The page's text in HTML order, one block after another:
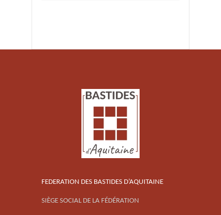
FEDERATION DES BASTIDES D’AQUITAINE
SIÈGE SOCIAL DE LA FÉDÉRATION